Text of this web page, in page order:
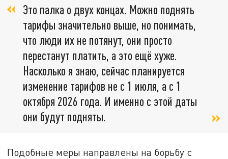
Это палка о двух концах. Можно поднять
тарифы значительно выше, но понимать,
что люди их не потянут, они просто
перестанут платить, а это ещё хуже.
Насколько я знаю, сейчас планируется
изменение тарифов не с 1 июля, а с 1
октября 2026 года. И именно с этой даты
они будут подняты.
Подобные меры направлены на борьбу с